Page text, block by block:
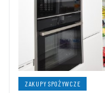
ZAKUPY SPOŻYWCZE